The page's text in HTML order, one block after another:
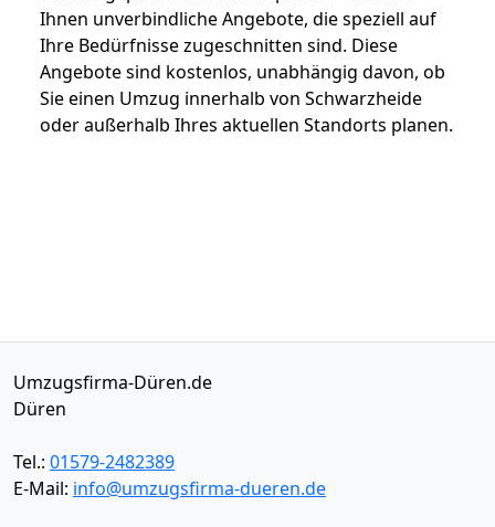
Ihnen unverbindliche Angebote, die speziell auf
Ihre Bedürfnisse zugeschnitten sind. Diese
Angebote sind kostenlos, unabhängig davon, ob
Sie einen Umzug innerhalb von Schwarzheide
oder außerhalb Ihres aktuellen Standorts planen.
Umzugsfirma-Düren.de
Düren
Tel.: 01579-2482389
E-Mail: info@umzugsfirma-dueren.de